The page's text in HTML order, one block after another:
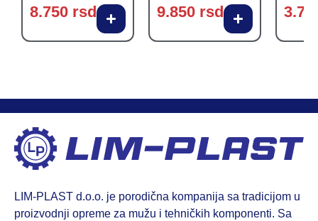
8.750 rsd 9.850 rsd
LIM-PLAST d.o.o. je porodična kompanija sa tradicijom u
proizvodnji opreme za mužu i tehničkih komponenti. Sa